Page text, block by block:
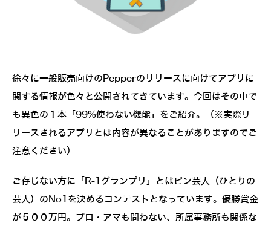
徐々に一般販売向けのPepperのリリースに向けてアプリに
関する情報が色々と公開されてきています。今回はその中で
も異色の１本「99%使わない機能」をご紹介。（※実際リ
リースされるアプリとは内容が異なることがありますのでご
注意ください）
ご存じない方に「R-1グランプリ」とはピン芸人（ひとりの
芸人）のNo1を決めるコンテストとなっています。優勝賞金
が５００万円。プロ・アマも問わない、所属事務所も関係な